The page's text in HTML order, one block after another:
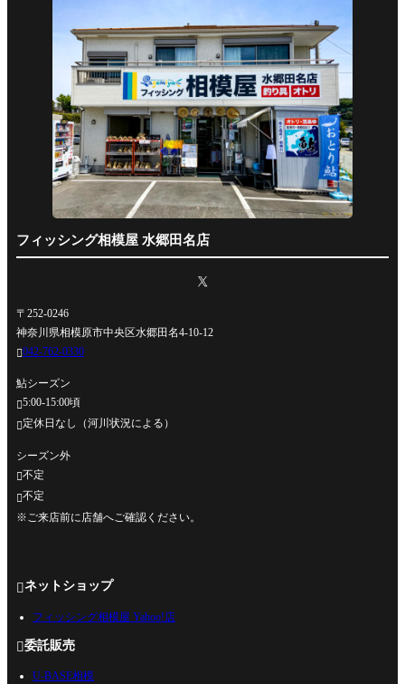
フィッシング相模屋 水郷田名店
〒252-0246
神奈川県相模原市中央区水郷田名4-10-12
042-762-0330
鮎シーズン
5:00-15:00頃
定休日なし（河川状況による）
シーズン外
不定
不定
※ご来店前に店舗へご確認ください。
ネットショップ
フィッシング相模屋 Yahoo!店
委託販売
U-BASE相模